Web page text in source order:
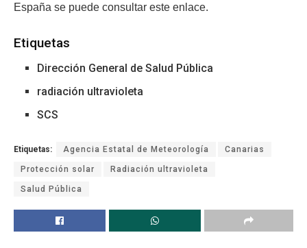
España se puede consultar este enlace.
Etiquetas
Dirección General de Salud Pública
radiación ultravioleta
SCS
Etiquetas: Agencia Estatal de Meteorología Canarias
Protección solar Radiación ultravioleta
Salud Pública